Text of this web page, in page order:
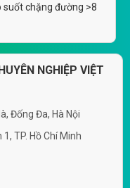
suốt chặng đường >8
NGHIỆP VIỆT
Đống Đa, Hà Nội
TP. Hồ Chí Minh